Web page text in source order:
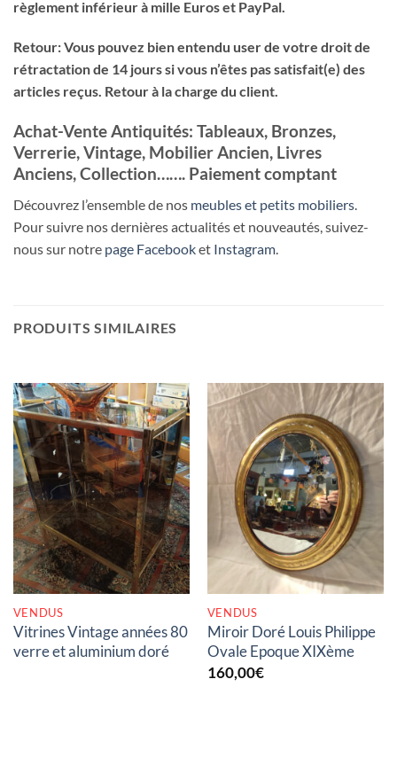
règlement inférieur à mille Euros et PayPal.
Retour: Vous pouvez bien entendu user de votre droit de
rétractation de 14 jours si vous n’êtes pas satisfait(e) des
articles reçus. Retour à la charge du client.
Achat-Vente Antiquités: Tableaux, Bronzes,
Verrerie, Vintage, Mobilier Ancien, Livres
Anciens, Collection……. Paiement comptant
Découvrez l’ensemble de nos meubles et petits mobiliers
Pour suivre nos dernières actualités et nouveautés, suivez-
nous sur notre page Facebooket Instagram
PRODUITS SIMILAIRES
RUPTURE DE STOCK
VENDUS
Vitrines Vintage années 80
verre et aluminium doré
RUPTURE DE STOCK
VENDUS
Miroir Doré Louis Philippe
Ovale Epoque XIXème
160,00€